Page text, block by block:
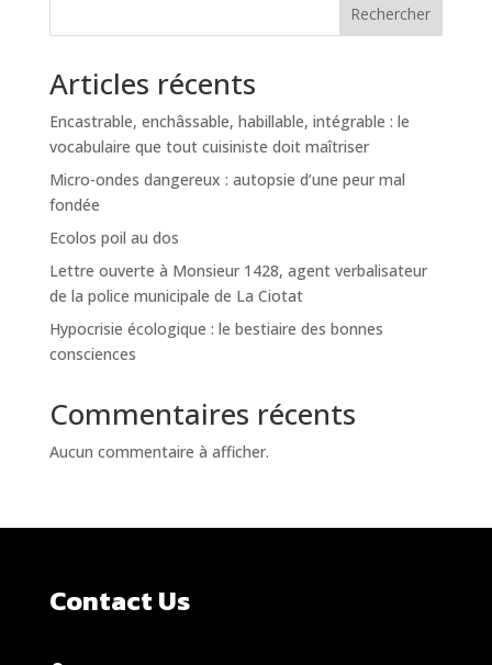
Rechercher
Articles récents
Encastrable, enchâssable, habillable, intégrable : le
vocabulaire que tout cuisiniste doit maîtriser
Micro-ondes dangereux : autopsie d’une peur mal
fondée
Ecolos poil au dos
Lettre ouverte à Monsieur 1428, agent verbalisateur
de la police municipale de La Ciotat
Hypocrisie écologique : le bestiaire des bonnes
consciences
Commentaires récents
Aucun commentaire à afficher.
Contact Us